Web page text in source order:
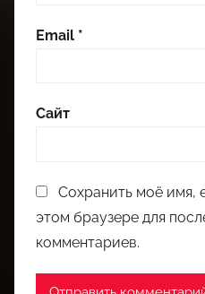
Email *
Сайт
Сохранить моё имя,
этом браузере для
комментариев.